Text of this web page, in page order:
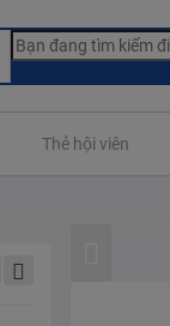
Thẻ hội viên